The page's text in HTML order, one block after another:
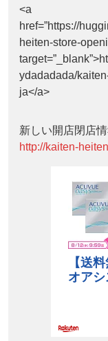
<a
href=”https://
heiten-store-
ydadadada/
ja</a>
新しい開店閉店
http://kaiten-